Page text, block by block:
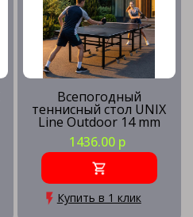
Всепогодный
теннисный стол UNIX
Line Outdoor 14 mm
SMC, Grey
1436.00 р
Купить в 1 клик